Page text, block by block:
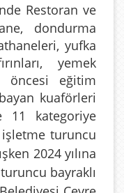
Restoran ve
dondurma
yufka
yemek
öncesi eğitim
kuaförleri
11 kategoriye
işletme turuncu
2024 yılına
bayraklı